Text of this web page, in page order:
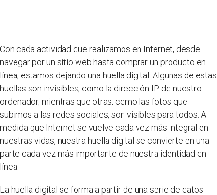
Con cada actividad que realizamos en Internet, desde
navegar por un sitio web hasta comprar un producto en
línea, estamos dejando una huella digital. Algunas de estas
huellas son invisibles, como la dirección IP de nuestro
ordenador, mientras que otras, como las fotos que
subimos a las redes sociales, son visibles para todos. A
medida que Internet se vuelve cada vez más integral en
nuestras vidas, nuestra huella digital se convierte en una
parte cada vez más importante de nuestra identidad en
línea.
La huella digital se forma a partir de una serie de datos